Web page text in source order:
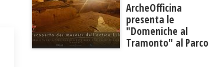
ArcheOfficina
presenta le
"Domeniche al
Tramonto" al Parco